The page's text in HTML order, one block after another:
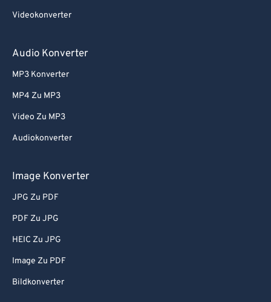
Videokonverter
Audio Konverter
MP3 Konverter
MP4 Zu MP3
Video Zu MP3
Audiokonverter
Image Konverter
JPG Zu PDF
PDF Zu JPG
HEIC Zu JPG
Image Zu PDF
Bildkonverter